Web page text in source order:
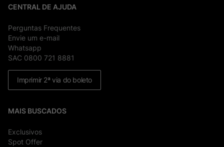
CENTRAL DE AJUDA
Perguntas Frequentes
Envie um e-mail
Whatsapp
SAC 0800 721 8881
Imprimir 2ª via do boleto
MAIS BUSCADOS
Exclusivos
Spot Offer